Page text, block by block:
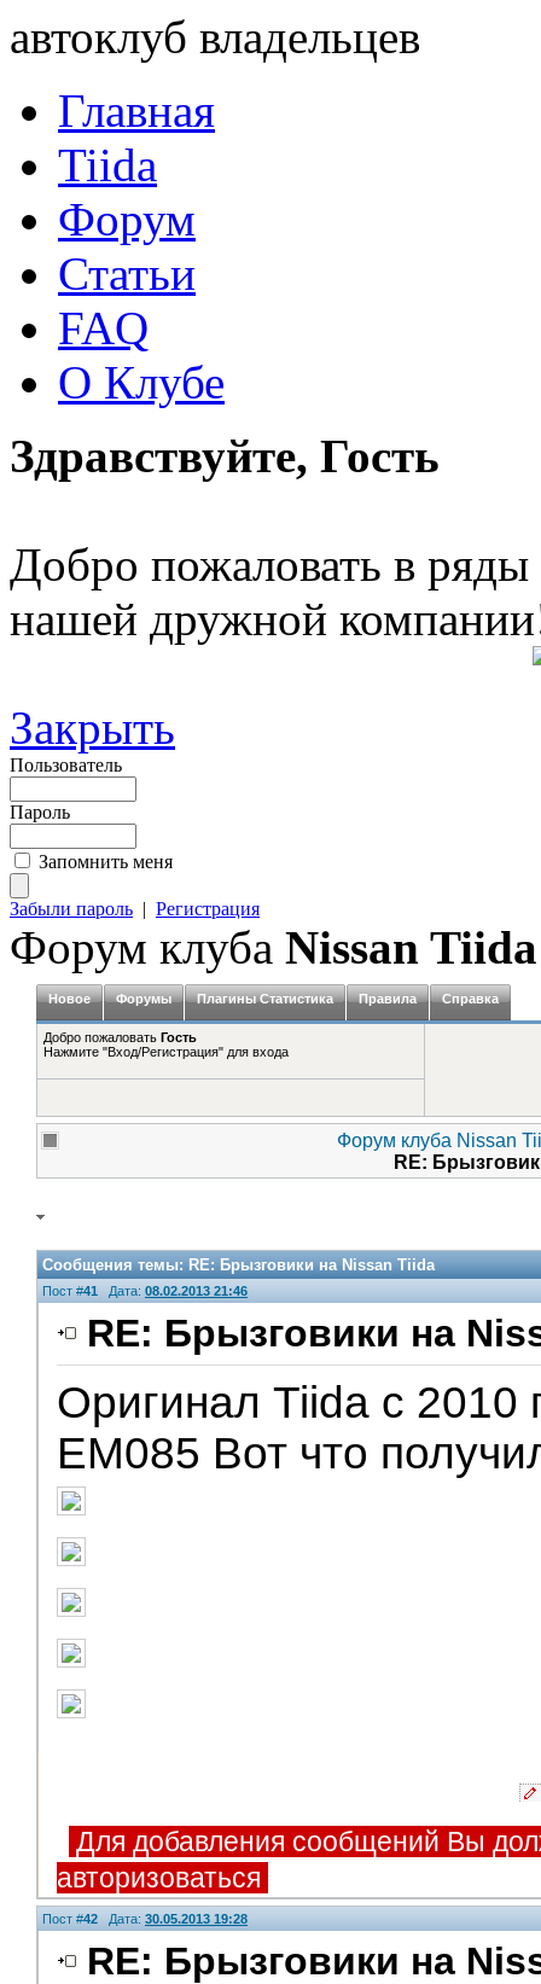
автоклуб владельцев
Главная
Tiida
Форум
Статьи
FAQ
О Клубе
Здравствуйте, Гость
Добро пожаловать в ряды
нашей дружной
Закрыть
Пользователь
Пароль
Запомнить меня
Забыли пароль | Регистрация
Форум клуба Nissan Tiida
Новое Форумы Плагины Статистика Правила Справка
Добро пожаловать Гость
Нажмите "Вход/Регистрация" для входа
Форум клуба Nissan
RE:
Сообщения темы:RE: Брызговики на Nissan Tiida
Пост #41 Дата: 08.02.2013 21:46
RE: Брызговики на
Оригинал Tiida с 2010
EM085 Вот что
Для добавления сообщений Вы
авторизоваться
Пост #42 Дата: 30.05.2013 19:28
RE: Брызговики на